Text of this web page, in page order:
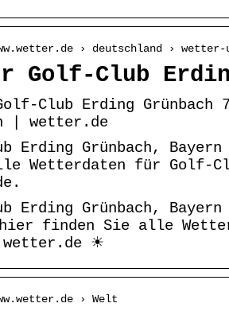
› deutschland › wetter-
Golf-Club
Club Erding Grünbach
| wetter.de
Erding Grünbach,
Wetterdaten für Golf-
Erding Grünbach,
finden Sie alle
wetter.de ☀
› Welt